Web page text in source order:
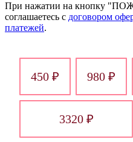
При нажатии на кнопку
соглашаетесь с договором
платежей.
450 ₽ 980 ₽
3320 ₽